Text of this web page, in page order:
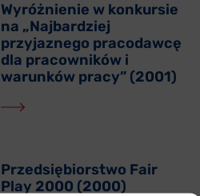
Wyróżnienie w konkursie
na „Najbardziej
przyjaznego pracodawcę
dla pracowników i
warunków pracy” (2001)
Przedsiębiorstwo Fair
Play 2000 (2000)